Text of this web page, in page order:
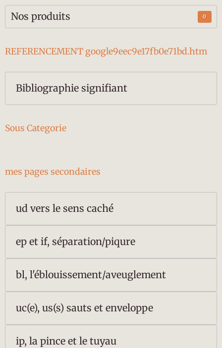
Nos produits 0
REFERENCEMENT google9eec9e17fb0e71bd.htm
Bibliographie signifiant
Sous Categorie
mes pages secondaires
ud vers le sens caché
ep et if, séparation/piqure
bl, l'éblouissement/aveuglement
uc(e), us(s) sauts et enveloppe
ip, la pince et le tuyau